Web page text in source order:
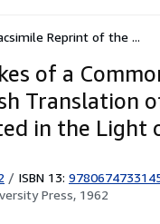
Reprint of the ...
of a
Translation
in the Light
/ ISBN 13:
Press, 1962